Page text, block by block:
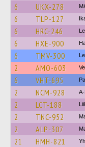
6 UKX-278
6 TLP-127
6 HRC-246
6 HXE-900
6 TMV-300
2 AMO-603
6 VHT-695
2 NCM-928
2 LCT-188
2 TNC-952
2 ALP-307
21 HMH-821